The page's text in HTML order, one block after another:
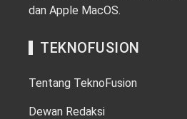
dan Apple MacOS.
TEKNOFUSION
Tentang TeknoFusion
Dewan Redaksi